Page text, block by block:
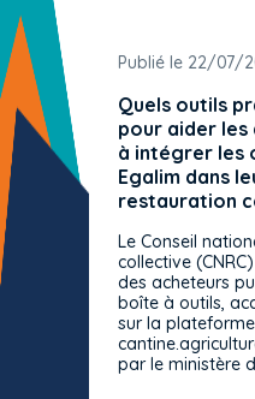
Publié le 22/07/
Quels outils
pour aider les
à intégrer les
Egalim dans
restauration
Le Conseil
collective
des acheteurs
boîte à outils,
sur la
par le ministère